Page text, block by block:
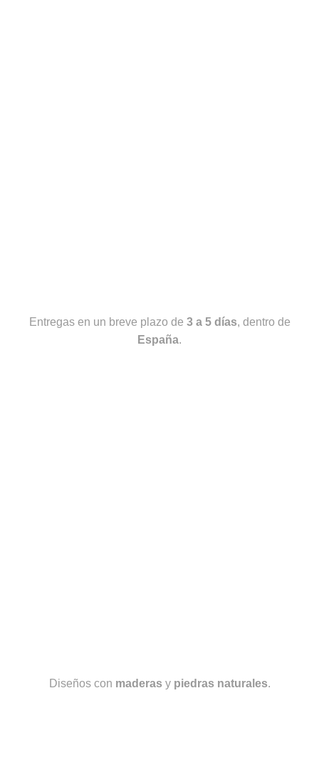
Entregas en un breve plazo de 3 a 5 días, dentro de
España.
Diseños con maderas y piedras naturales.